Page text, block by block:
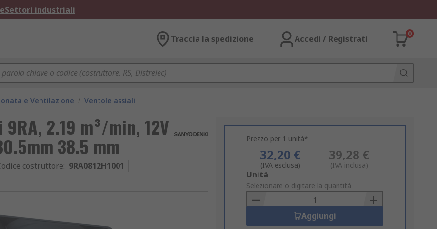
Settori industriali
Traccia la spedizione Accedi / Registrati
0
e Ventilazione / Ventole assiali
2.19 m³/min, 12V
38.5 mm
costruttore: 9RA0812H1001
Prezzo per 1 unità*
32,20 €
(IVA esclusa)
39,28 €
(IVA inclusa)
Add
to
Basket
Unità
Selezionare o digitare la quantità
Aggiungi